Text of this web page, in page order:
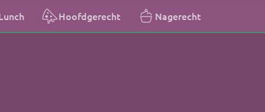
tijden
Hoofdgerecht Nagerecht